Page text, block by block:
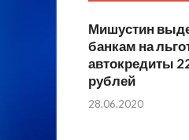
Мишустин
банкам на
автокредиты
рублей
28.06.2020